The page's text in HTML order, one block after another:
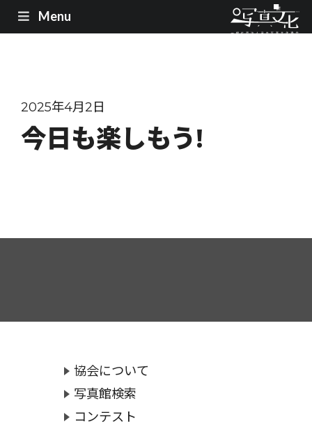
Menu
2025年4月2日
今日も楽しもう!
協会について
写真館検索
コンテスト